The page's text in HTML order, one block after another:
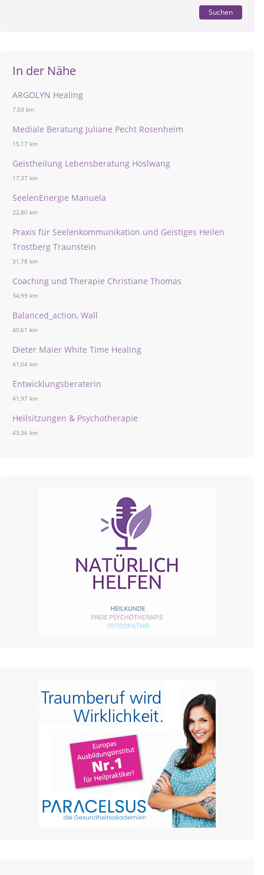
Suchen
In der Nähe
ARGOLYN Healing
7,50 km
Mediale Beratung Juliane Pecht Rosenheim
15,17 km
Geistheilung Lebensberatung Höslwang
17,37 km
SeelenEnergie Manuela
22,80 km
Praxis für Seelenkommunikation und Geistiges Heilen
Trostberg Traunstein
31,78 km
Coaching und Therapie Christiane Thomas
34,99 km
Balanced_action, Wall
40,61 km
Dieter Maier White Time Healing
41,04 km
Entwicklungsberaterin
41,97 km
Heilsitzungen & Psychotherapie
43,36 km